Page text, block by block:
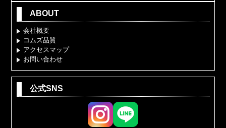
ABOUT
会社概要
コムズ品質
アクセスマップ
お問い合わせ
公式SNS